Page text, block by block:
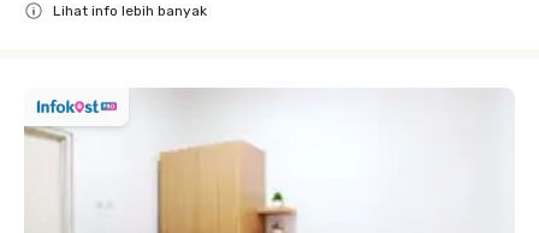
Lihat info lebih banyak